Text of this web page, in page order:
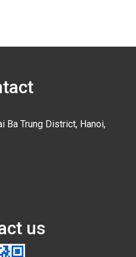
Ba Trung District, Hanoi,
us